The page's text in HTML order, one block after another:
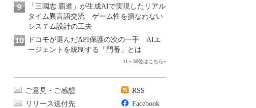
「三國志 覇道」が生成AIで実現したリアル
タイム異言語交流 ゲーム性を損なわない
システム設計の工夫
ドコモが選んだAPI保護の次の一手 AIエ
ージェントを統制する「門番」とは
11～30位はこちら»
ご意見・ご感想
リリース送付先
RSS
Facebook